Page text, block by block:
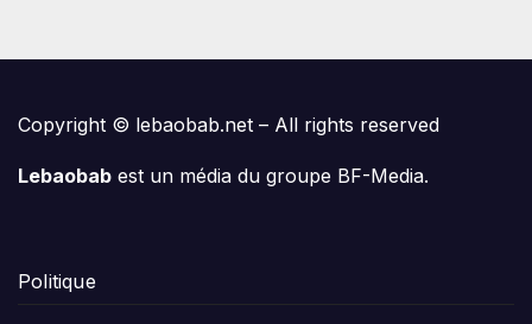
Copyright © lebaobab.net – All rights reserved
Lebaobab est un média du groupe BF-Media.
Politique